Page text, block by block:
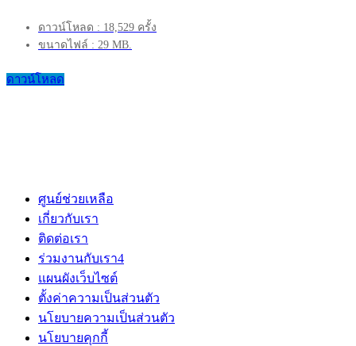
ดาวน์โหลด : 18,529 ครั้ง
ขนาดไฟล์ : 29 MB.
ดาวน์โหลด
ศูนย์ช่วยเหลือ
เกี่ยวกับเรา
ติดต่อเรา
ร่วมงานกับเรา4
แผนผังเว็บไซต์
ตั้งค่าความเป็นส่วนตัว
นโยบายความเป็นส่วนตัว
นโยบายคุกกี้